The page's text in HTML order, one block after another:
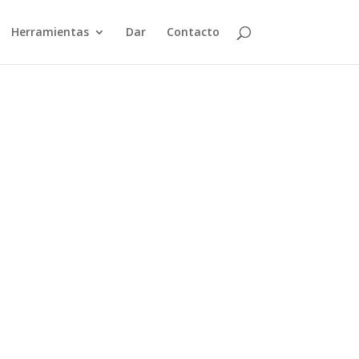
Herramientas Dar Contacto